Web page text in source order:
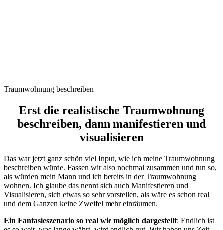
Traumwohnung beschreiben
Erst die realistische Traumwohnung
beschreiben, dann manifestieren und
visualisieren
Das war jetzt ganz schön viel Input, wie ich meine Traumwohnung
beschreiben würde. Fassen wir also nochmal zusammen und tun so,
als würden mein Mann und ich bereits in der Traumwohnung
wohnen. Ich glaube das nennt sich auch Manifestieren und
Visualisieren, sich etwas so sehr vorstellen, als wäre es schon real
und dem Ganzen keine Zweifel mehr einräumen.
Ein Fantasieszenario so real wie möglich dargestellt: Endlich ist